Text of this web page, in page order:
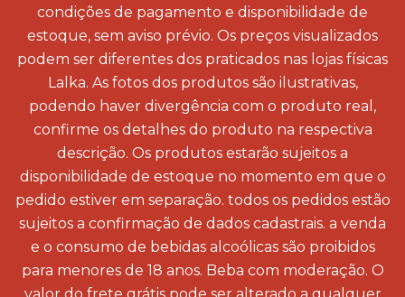
condições de pagamento e disponibilidade de
estoque, sem aviso prévio. Os preços visualizados
podem ser diferentes dos praticados nas lojas físicas
Lalka. As fotos dos produtos são ilustrativas,
podendo haver divergência com o produto real,
confirme os detalhes do produto na respectiva
descrição. Os produtos estarão sujeitos a
disponibilidade de estoque no momento em que o
pedido estiver em separação. todos os pedidos estão
sujeitos a confirmação de dados cadastrais. a venda
e o consumo de bebidas alcoólicas são proibidos
para menores de 18 anos. Beba com moderação. O
valor do frete grátis pode ser alterado a qualquer